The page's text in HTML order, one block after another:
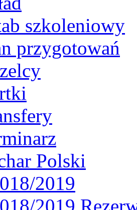
szkoleniowy
przygotowań
Polski
2019